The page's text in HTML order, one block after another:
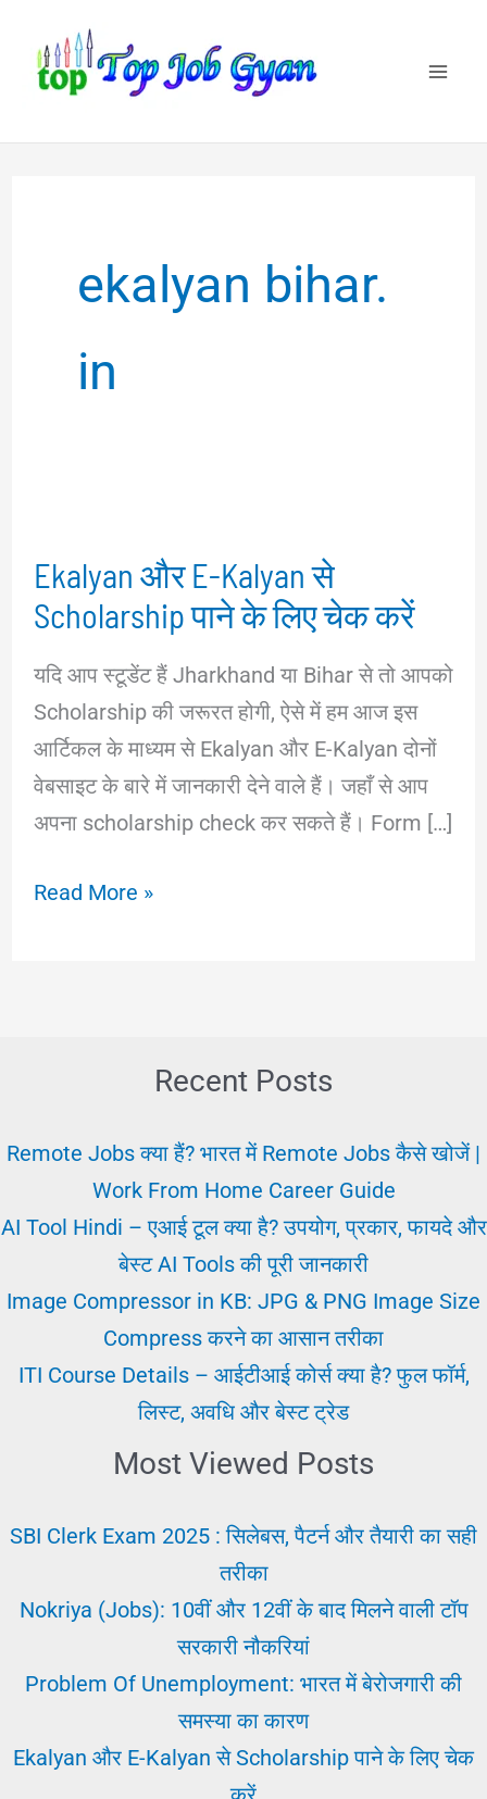
content
ekalyan bihar.
in
Ekalyan और E-Kalyan से
Scholarship पाने के लिए चेक करें
यदि आप स्टूडेंट हैं Jharkhand या Bihar से तो आपको
Scholarship की जरूरत होगी, ऐसे में हम आज इस
आर्टिकल के माध्यम से Ekalyan और E-Kalyan दोनों
वेबसाइट के बारे में जानकारी देने वाले हैं। जहाँ से आप
अपना scholarship check कर सकते हैं। Form […]
Ekalyan
के
चेक
Read More »
Recent Posts
Remote Jobs क्या हैं? भारत में Remote Jobs कैसे खोजें |
Work From Home Career Guide
AI Tool Hindi – एआई टूल क्या है? उपयोग, प्रकार, फायदे और
बेस्ट AI Tools की पूरी जानकारी
Image Compressor in KB: JPG & PNG Image Size
Compress करने का आसान तरीका
ITI Course Details – आईटीआई कोर्स क्या है? फुल फॉर्म,
लिस्ट, अवधि और बेस्ट ट्रेड
Most Viewed Posts
SBI Clerk Exam 2025 : सिलेबस, पैटर्न और तैयारी का सही
तरीका
Nokriya (Jobs): 10वीं और 12वीं के बाद मिलने वाली टॉप
सरकारी नौकरियां
Problem Of Unemployment: भारत में बेरोजगारी की
समस्या का कारण
Ekalyan और E-Kalyan से Scholarship पाने के लिए चेक